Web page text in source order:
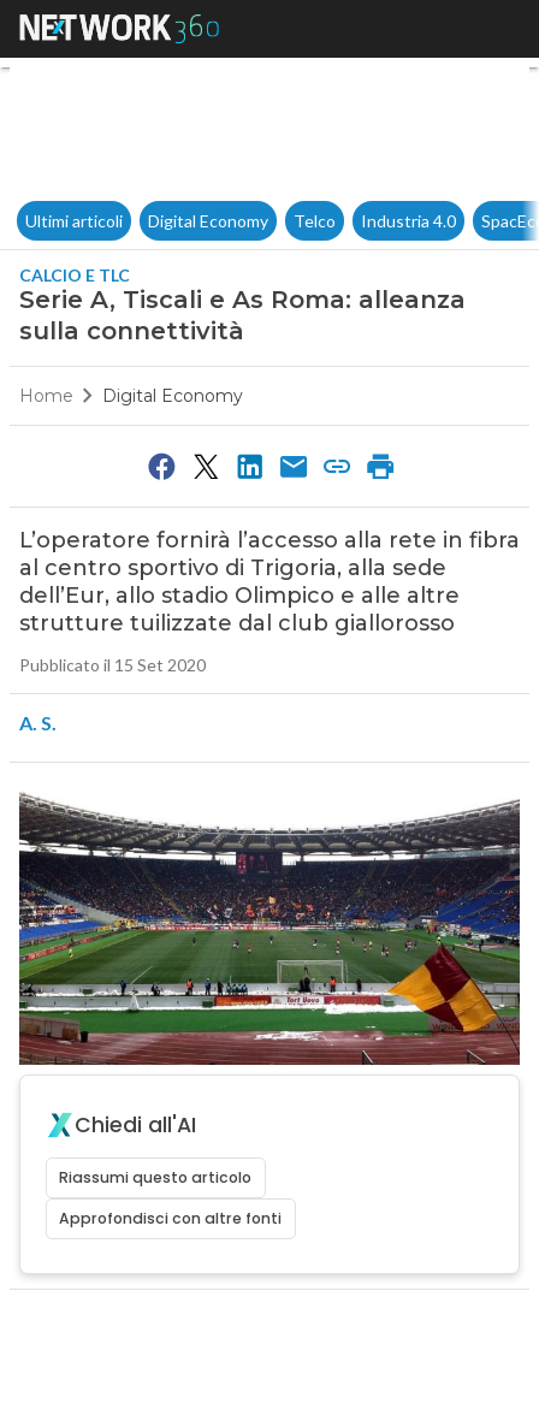
Serie A, Tiscali e As Roma:
Ultimi articoli Digital Economy Telco Industria 4.0
CALCIO E TLC
Serie A, Tiscali e As Roma: alleanza
sulla connettività
Home Digital Economy
L’operatore fornirà l’accesso alla rete in fibra
al centro sportivo di Trigoria, alla sede
dell’Eur, allo stadio Olimpico e alle altre
strutture tuilizzate dal club giallorosso
Pubblicato il 15 Set 2020
A. S.
Chiedi all'AI
Riassumi questo articolo
Approfondisci con altre fonti